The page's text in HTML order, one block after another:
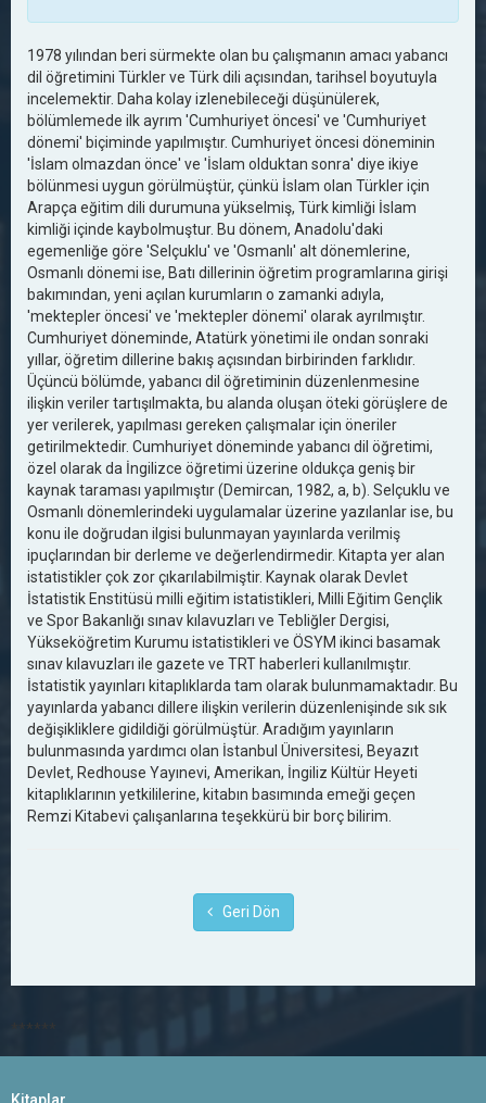
1978 yılından beri sürmekte olan bu çalışmanın amacı yabancı
dil öğretimini Türkler ve Türk dili açısından, tarihsel boyutuyla
incelemektir. Daha kolay izlenebileceği düşünülerek,
bölümlemede ilk ayrım 'Cumhuriyet öncesi' ve 'Cumhuriyet
dönemi' biçiminde yapılmıştır. Cumhuriyet öncesi döneminin
'İslam olmazdan önce' ve 'İslam olduktan sonra' diye ikiye
bölünmesi uygun görülmüştür, çünkü İslam olan Türkler için
Arapça eğitim dili durumuna yükselmiş, Türk kimliği İslam
kimliği içinde kaybolmuştur. Bu dönem, Anadolu'daki
egemenliğe göre 'Selçuklu' ve 'Osmanlı' alt dönemlerine,
Osmanlı dönemi ise, Batı dillerinin öğretim programlarına girişi
bakımından, yeni açılan kurumların o zamanki adıyla,
'mektepler öncesi' ve 'mektepler dönemi' olarak ayrılmıştır.
Cumhuriyet döneminde, Atatürk yönetimi ile ondan sonraki
yıllar, öğretim dillerine bakış açısından birbirinden farklıdır.
Üçüncü bölümde, yabancı dil öğretiminin düzenlenmesine
ilişkin veriler tartışılmakta, bu alanda oluşan öteki görüşlere de
yer verilerek, yapılması gereken çalışmalar için öneriler
getirilmektedir. Cumhuriyet döneminde yabancı dil öğretimi,
özel olarak da İngilizce öğretimi üzerine oldukça geniş bir
kaynak taraması yapılmıştır (Demircan, 1982, a, b). Selçuklu ve
Osmanlı dönemlerindeki uygulamalar üzerine yazılanlar ise, bu
konu ile doğrudan ilgisi bulunmayan yayınlarda verilmiş
ipuçlarından bir derleme ve değerlendirmedir. Kitapta yer alan
istatistikler çok zor çıkarılabilmiştir. Kaynak olarak Devlet
İstatistik Enstitüsü milli eğitim istatistikleri, Milli Eğitim Gençlik
ve Spor Bakanlığı sınav kılavuzları ve Tebliğler Dergisi,
Yükseköğretim Kurumu istatistikleri ve ÖSYM ikinci basamak
sınav kılavuzları ile gazete ve TRT haberleri kullanılmıştır.
İstatistik yayınları kitaplıklarda tam olarak bulunmamaktadır. Bu
yayınlarda yabancı dillere ilişkin verilerin düzenlenişinde sık sık
değişikliklere gidildiği görülmüştür. Aradığım yayınların
bulunmasında yardımcı olan İstanbul Üniversitesi, Beyazıt
Devlet, Redhouse Yayınevi, Amerikan, İngiliz Kültür Heyeti
kitaplıklarının yetkililerine, kitabın basımında emeği geçen
Remzi Kitabevi çalışanlarına teşekkürü bir borç bilirim.
Geri Dön
******